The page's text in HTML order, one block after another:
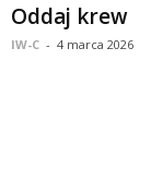
Oddaj krew
IW-C - 4 marca 2026